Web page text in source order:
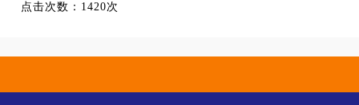
点击次数： 1420次